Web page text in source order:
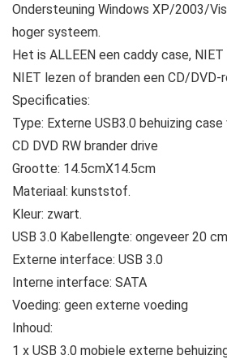
Ondersteuning Windows XP/2003/
hoger systeem.
Het is ALLEEN een caddy case,
NIET lezen of branden een CD/DVD-
Specificaties:
Type: Externe USB3.0 behuizing
CD DVD RW brander drive
Grootte: 14.5cmX14.5cm
Materiaal: kunststof.
Kleur: zwart.
USB 3.0 Kabellengte: ongeveer 20 cm
Externe interface: USB 3.0
Interne interface: SATA
Voeding: geen externe voeding
Inhoud:
1 x USB 3.0 mobiele externe